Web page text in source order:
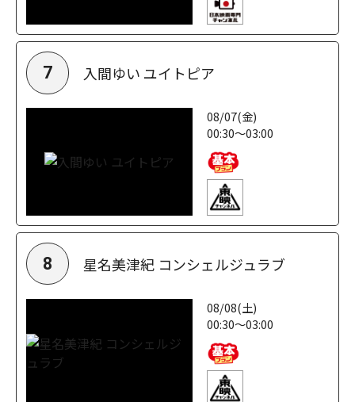
7 入間ゆい ユイトピア
08/07(金)
00:30～03:00
8 星名美津紀 コンシェルジュラブ
08/08(土)
00:30～03:00